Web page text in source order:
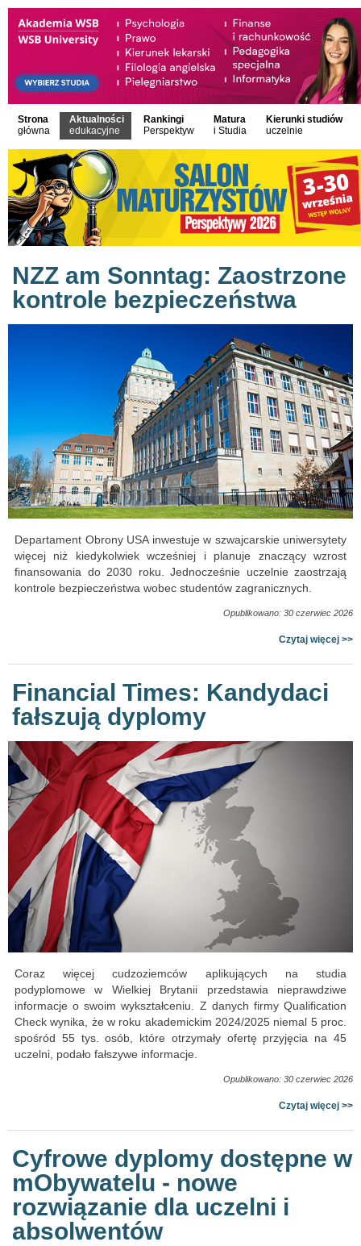
Strona
główna
Aktualności
edukacyjne
Rankingi
Perspektyw
Matura
i Studia
Kierunki studiów
uczelnie
NZZ am Sonntag: Zaostrzone
kontrole bezpieczeństwa
Departament Obrony USA inwestuje w szwajcarskie uniwersytety
więcej niż kiedykolwiek wcześniej i planuje znaczący wzrost
finansowania do 2030 roku. Jednocześnie uczelnie zaostrzają
kontrole bezpieczeństwa wobec studentów zagranicznych.
Opublikowano: 30 czerwiec 2026
Czytaj więcej >>
Financial Times: Kandydaci
fałszują dyplomy
Coraz więcej cudzoziemców aplikujących na studia
podyplomowe w Wielkiej Brytanii przedstawia nieprawdziwe
informacje o swoim wykształceniu. Z danych firmy Qualification
Check wynika, że w roku akademickim 2024/2025 niemal 5 proc.
spośród 55 tys. osób, które otrzymały ofertę przyjęcia na 45
uczelni, podało fałszywe informacje.
Opublikowano: 30 czerwiec 2026
Czytaj więcej >>
Cyfrowe dyplomy dostępne w
mObywatelu - nowe
rozwiązanie dla uczelni i
absolwentów